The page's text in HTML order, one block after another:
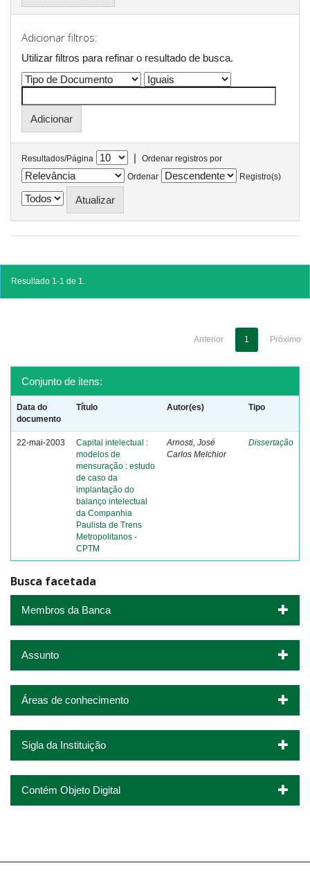
Adicionar filtros:
Utilizar filtros para refinar o resultado de busca.
Resultados/Página |
Ordenar registros por
Ordenar
Registro(s)
Resultado 1-1 de 1.
Anterior 1 Próximo
Conjunto de itens:
Data do
documento
Título Autor(es) Tipo
22-mai-2003
Capital intelectual :
modelos de
mensuração : estudo
de caso da
implantação do
balanço intelectual
da Companhia
Paulista de Trens
Metropolitanos -
CPTM
Arnosti, José
Carlos Melchior
Dissertação
Busca facetada
Membros da Banca
Assunto
Áreas de conhecimento
Sigla da Instituição
Contém Objeto Digital